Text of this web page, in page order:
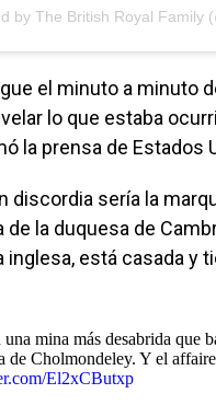
by The British Royal Family
el minuto a minuto
lo que estaba
la prensa de Estados
discordia sería la
de la duquesa de
inglesa, está casada y
mina más desabrida que
de Cholmondeley. Y el
El2xCButxp